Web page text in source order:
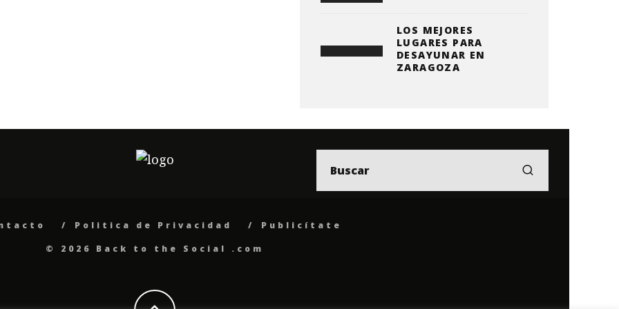
LOS MEJORES
LUGARES PARA
DESAYUNAR EN
ZARAGOZA
Politica de Privacidad
Publicítate
© 2026 Back to the Social .com